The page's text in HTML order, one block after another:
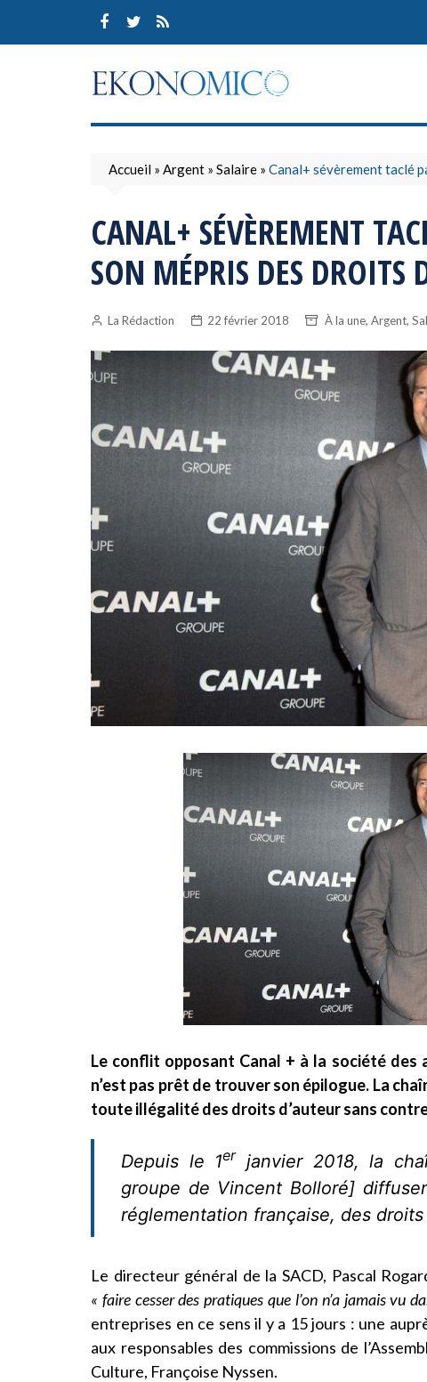
content
Accueil » Argent » Salaire » Canal+ sévèrement taclé
CANAL+ SÉVÈREMENT
SON MÉPRIS DES DROITS
La Rédaction 22 février 2018 À la une, Argent,
Le conflit opposant Canal + à la société
n’est pas prêt de trouver son épilogue. La
toute illégalité des droits d’auteur sans
Depuis le 1er janvier 2018, la
groupe de Vincent Bolloré]
réglementation française, des droits
Le directeur général de la SACD, Pascal
« faire cesser des pratiques que l’on n’a jamais vu
entreprises en ce sens il y a 15 jours : une
aux responsables des commissions de
Culture, Françoise Nyssen.